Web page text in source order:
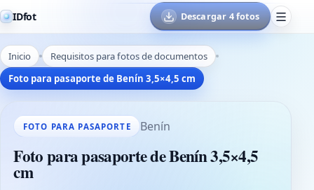
IDfot Descargar 4 fotos
Inicio
Requisitos para fotos de documentos
Foto para pasaporte de Benín 3,5×4,5 cm
FOTO PARA PASAPORTE Benín
Foto para pasaporte de Benín 3,5×4,5
cm